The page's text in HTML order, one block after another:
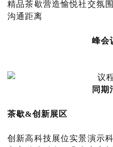
精品茶歇营造愉悦社交氛
沟通距离
峰会
同期
茶歇&创新展区
创新高科技展位实景演示